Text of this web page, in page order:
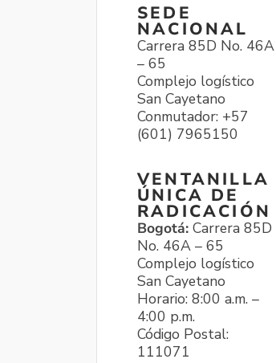
SEDE
NACIONAL
Carrera 85D No. 46A
– 65
Complejo logístico
San Cayetano
Conmutador: +57
(601) 7965150
VENTANILLA
ÚNICA DE
RADICACIÓN
Bogotá: Carrera 85D
No. 46A – 65
Complejo logístico
San Cayetano
Horario: 8:00 a.m. –
4:00 p.m.
Código Postal:
111071